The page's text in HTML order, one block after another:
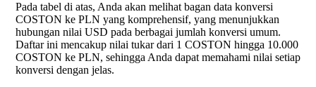
Pada tabel di atas, Anda akan melihat bagan data konversi
COSTON ke PLN yang komprehensif, yang menunjukkan
hubungan nilai USD pada berbagai jumlah konversi umum.
Daftar ini mencakup nilai tukar dari 1 COSTON hingga 10.000
COSTON ke PLN, sehingga Anda dapat memahami nilai setiap
konversi dengan jelas.